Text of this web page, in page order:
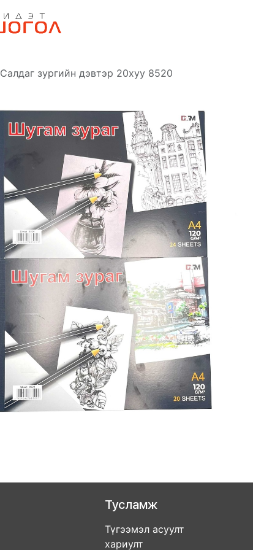
Салдаг зургийн дэвтэр 20хуу 8520
Тусламж
Түгээмэл асуулт
хариулт